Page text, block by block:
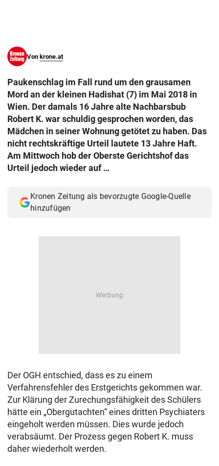
Von krone.at
Paukenschlag im Fall rund um den grausamen
Mord an der kleinen Hadishat (7) im Mai 2018 in
Wien. Der damals 16 Jahre alte Nachbarsbub
Robert K. war schuldig gesprochen worden, das
Mädchen in seiner Wohnung getötet zu haben. Das
nicht rechtskräftige Urteil lautete 13 Jahre Haft.
Am Mittwoch hob der Oberste Gerichtshof das
Urteil jedoch wieder auf …
Kronen Zeitung als bevorzugte Google-Quelle
hinzufügen
Der OGH entschied, dass es zu einem
Verfahrensfehler des Erstgerichts gekommen war.
Zur Klärung der Zurechungsfähigkeit des Schülers
hätte ein „Obergutachten“ eines dritten Psychiaters
eingeholt werden müssen. Dies wurde jedoch
verabsäumt. Der Prozess gegen Robert K. muss
daher wiederholt werden.